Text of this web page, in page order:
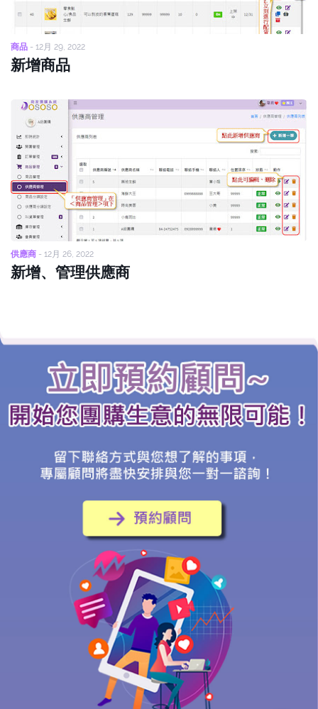
商品 - 12月 29, 2022
新增商品
供應商 - 12月 26, 2022
新增、管理供應商